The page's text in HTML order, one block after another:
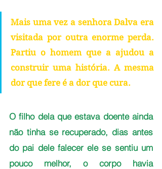
Mais uma vez a senhora Dalva era
visitada por outra enorme perda.
Partiu o homem que a ajudou a
construir uma história. A mesma
dor que fere é a dor que cura.
O filho dela que estava doente ainda
não tinha se recuperado, dias antes
do pai dele falecer ele se sentiu um
pouco melhor, o corpo havia